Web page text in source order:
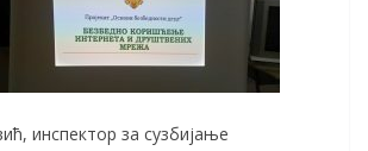
инспектор за сузбијање